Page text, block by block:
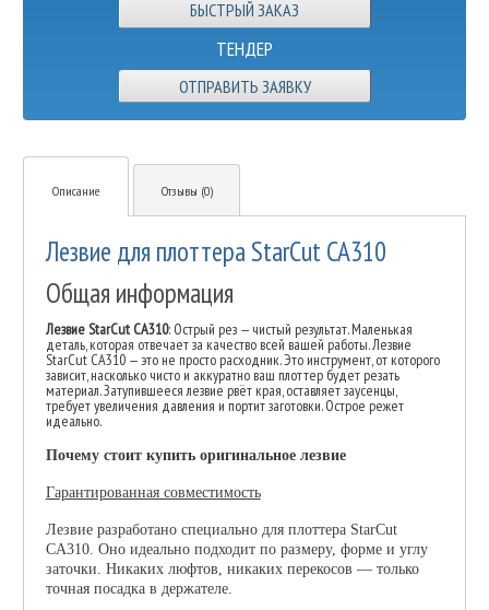
ТЕНДЕР
ОТПРАВИТЬ ЗАЯВКУ
Описание Отзывы (0)
Лезвие для плоттера StarCut CA310
Общая информация
Лезвие StarCut CA310: Острый рез — чистый результат. Маленькая
деталь, которая отвечает за качество всей вашей работы. Лезвие
StarCut CA310 — это не просто расходник. Это инструмент, от которого
зависит, насколько чисто и аккуратно ваш плоттер будет резать
материал. Затупившееся лезвие рвёт края, оставляет заусенцы,
требует увеличения давления и портит заготовки. Острое режет
идеально.
Почему стоит купить оригинальное лезвие
Гарантированная совместимость
Лезвие разработано специально для плоттера StarCut
CA310. Оно идеально подходит по размеру, форме и углу
заточки. Никаких люфтов, никаких перекосов — только
точная посадка в держателе.